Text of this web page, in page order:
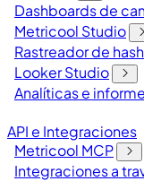
Dashboards de
Metricool Studio
Rastreador de
Looker Studio
Analíticas e
API e Integraciones
Metricool MCP
Integraciones a